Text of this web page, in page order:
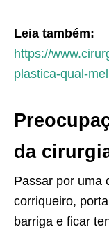
Leia também:
https://
plastica-qual-
da
Passar por uma
corriqueiro,
barriga e ficar